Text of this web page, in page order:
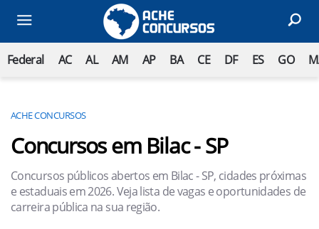
Federal AC AL AM AP BA CE DF ES GO
ACHE CONCURSOS
Concursos em Bilac - SP
Concursos públicos abertos em Bilac - SP, cidades próximas
e estaduais em 2026. Veja lista de vagas e oportunidades de
carreira pública na sua região.